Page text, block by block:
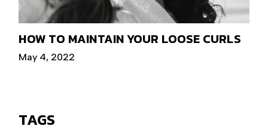
HOW TO MAINTAIN YOUR LOOSE CURLS
May 4, 2022
TAGS